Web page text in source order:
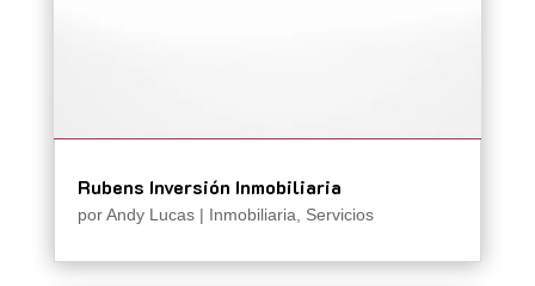
Rubens Inversión Inmobiliaria
porAndy Lucas| Inmobiliaria, Servicios